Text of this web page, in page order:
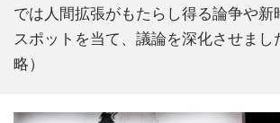
では人間拡張がもたらし得る論争や新
スポットを当て、議論を深化させまし
略）